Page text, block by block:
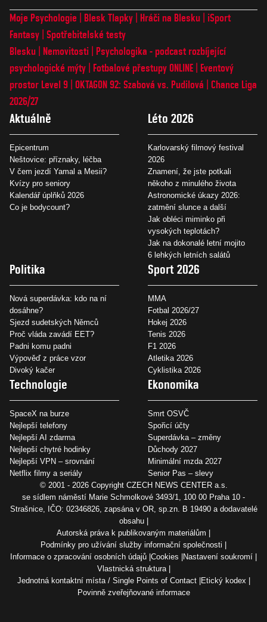
Moje Psychologie Blesk Tlapky Hráči na Blesku
iSport
Fantasy Spotřebitelské testy
Blesku
Nemovitosti
Psychologika - podcast rozbíjející
psychologické mýty
Fotbalové přestupy ONLINE
Eventový
prostor Level 9 OKTAGON 92: Szabová vs. Pudilová
Chance Liga
2026/27
Aktuálně
Epicentrum
Neštovice: příznaky, léčba
V čem jezdí Yamal a Mesii?
Kvízy pro seniory
Kalendář úplňků 2026
Co je bodycount?
Léto 2026
Karlovarský filmový festival
2026
Znamení, že jste potkali
někoho z minulého života
Astronomické úkazy 2026:
zatmění slunce a další
Jak obléci miminko při
vysokých teplotách?
Jak na dokonalé letní mojito
6 lehkých letních salátů
Politika
Nová superdávka: kdo na ní
dosáhne?
Sjezd sudetských Němců
Proč vláda zavádí EET?
Padni komu padni
Výpověď z práce vzor
Divoký kačer
Sport 2026
MMA
Fotbal 2026/27
Hokej 2026
Tenis 2026
F1 2026
Atletika 2026
Cyklistika 2026
Technologie
SpaceX na burze
Nejlepší telefony
Nejlepší AI zdarma
Nejlepší chytré hodinky
Nejlepší VPN – srovnání
Netflix filmy a seriály
Ekonomika
Smrt OSVČ
Spořicí účty
Superdávka – změny
Důchody 2027
Minimální mzda 2027
Senior Pas – slevy
© 2001 - 2026 Copyright CZECH NEWS CENTER a.s.
se sídlem náměstí Marie Schmolkové 3493/1, 100 00 Praha 10 -
Strašnice, IČO: 02346826, zapsána v OR, sp.zn. B 19490 a dodavatelé
obsahu
Autorská práva k publikovaným materiálům
Podmínky pro užívání služby informační společnosti
Informace o zpracování osobních údajů Cookies
Nastavení soukromí
Vlastnická struktura
Jednotná kontaktní místa / Single Points of Contact
Etický kodex
Povinně zveřejňované informace